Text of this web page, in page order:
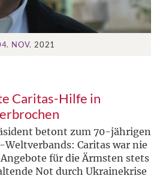
NOV. 2021
Caritas-Hilfe in
betont zum 70-jährigen
Weltverbands: Caritas war nie
für die Ärmsten stets
Not durch Ukrainekrise